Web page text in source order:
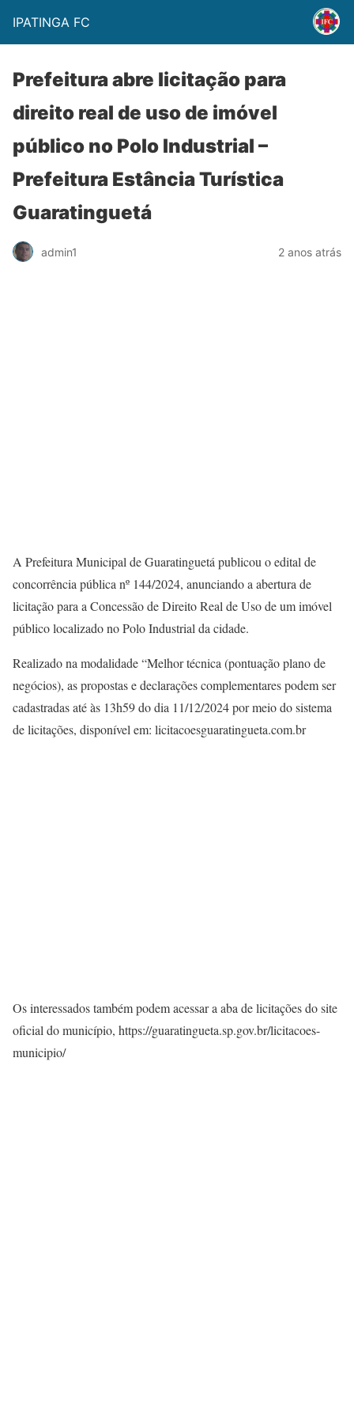
IPATINGA FC
Prefeitura abre licitação para
direito real de uso de imóvel
público no Polo Industrial –
Prefeitura Estância Turística
Guaratinguetá
admin1 2 anos atrás
A Prefeitura Municipal de Guaratinguetá publicou o edital de
concorrência pública nº 144/2024, anunciando a abertura de
licitação para a Concessão de Direito Real de Uso de um imóvel
público localizado no Polo Industrial da cidade.
Realizado na modalidade “Melhor técnica (pontuação plano de
negócios), as propostas e declarações complementares podem ser
cadastradas até às 13h59 do dia 11/12/2024 por meio do sistema
de licitações, disponível em: licitacoesguaratingueta.com.br
Os interessados também podem acessar a aba de licitações do site
oficial do município, https://guaratingueta.sp.gov.br/licitacoes-
municipio/